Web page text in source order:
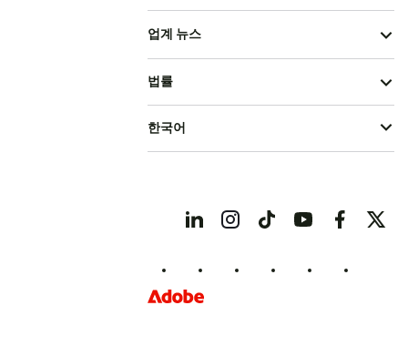
업계 뉴스
법률
한국어